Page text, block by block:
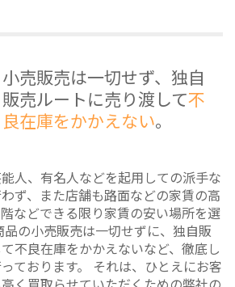
小売販売は一切せず、独自
販売ルートに売り渡して不
良在庫をかかえない。
人、有名人などを起用しての派手な
ず、また店舗も路面などの家賃の高
などできる限り家賃の安い場所を選
の小売販売は一切せずに、独自販
不良在庫をかかえないなど、徹底し
ております。 それは、ひとえにお客